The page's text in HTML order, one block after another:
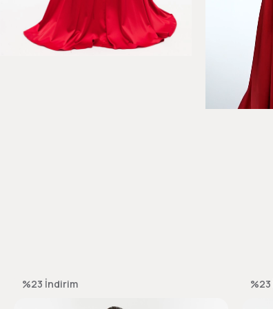
%23 İndirim %23